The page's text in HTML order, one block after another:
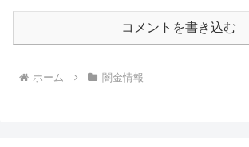
コメントを書き込む
ホーム 闇金情報